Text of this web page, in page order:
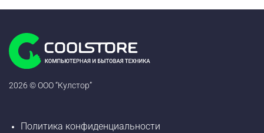
2026 © ООО “Кулстор”
Политика конфиденциальности